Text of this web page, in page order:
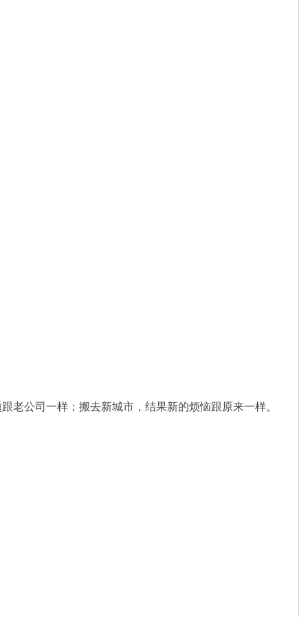
老公司一样；搬去新城市，结果新的烦恼跟原来一样。